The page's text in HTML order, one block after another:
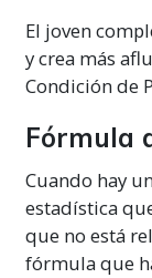
El joven
y crea más
Condición de
Fórmula
Cuando hay
estadística
que no está
fórmula que